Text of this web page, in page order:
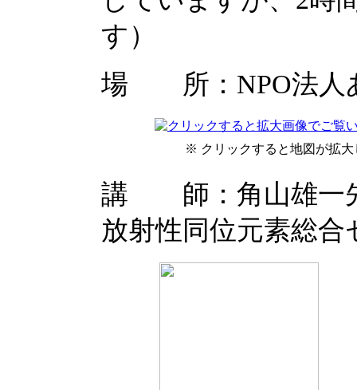
す）
場 所：NPO法人
※ クリックすると地図が拡大
講 師：角山雄一先
放射性同位元素総合